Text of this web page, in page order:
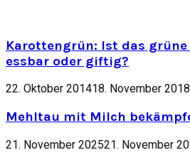
Karottengrün: Ist das
essbar oder giftig?
22. Oktober 201418. November 2018
Mehltau mit Milch
21. November 202521. November